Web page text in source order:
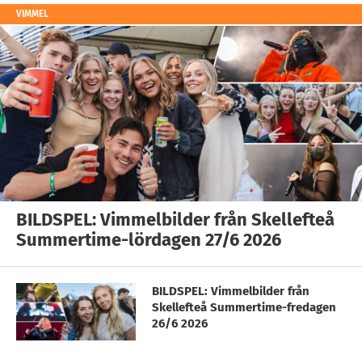
VIMMEL
BILDSPEL: Vimmelbilder från Skellefteå
Summertime-lördagen 27/6 2026
BILDSPEL: Vimmelbilder från
Skellefteå Summertime-fredagen
26/6 2026